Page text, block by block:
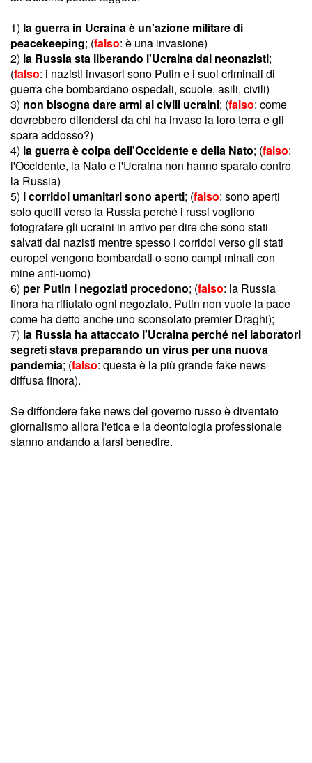
1) la guerra in Ucraina è un'azione militare di
peacekeeping; (falso: è una invasione)
2) la Russia sta liberando l'Ucraina dai neonazisti;
(falso: i nazisti invasori sono Putin e i suoi criminali di
guerra che bombardano ospedali, scuole, asili, civili)
3) non bisogna dare armi ai civili ucraini; (falso: come
dovrebbero difendersi da chi ha invaso la loro terra e gli
spara addosso?)
4) la guerra è colpa dell'Occidente e della Nato; (falso:
l'Occidente, la Nato e l'Ucraina non hanno sparato contro
la Russia)
5) i corridoi umanitari sono aperti; (falso: sono aperti
solo quelli verso la Russia perché i russi vogliono
fotografare gli ucraini in arrivo per dire che sono stati
salvati dai nazisti mentre spesso i corridoi verso gli stati
europei vengono bombardati o sono campi minati con
mine anti-uomo)
6) per Putin i negoziati procedono; (falso: la Russia
finora ha rifiutato ogni negoziato. Putin non vuole la pace
come ha detto anche uno sconsolato premier Draghi);
7) la Russia ha attaccato l'Ucraina perché nei laboratori
segreti stava preparando un virus per una nuova
pandemia; (falso: questa è la più grande fake news
diffusa finora).
Se diffondere fake news del governo russo è diventato
giornalismo allora l'etica e la deontologia professionale
stanno andando a farsi benedire.